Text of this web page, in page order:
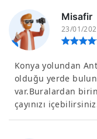
Misafir
23/01/
Konya yolundan
olduğu yerde
var.Buralardan
çayınızı